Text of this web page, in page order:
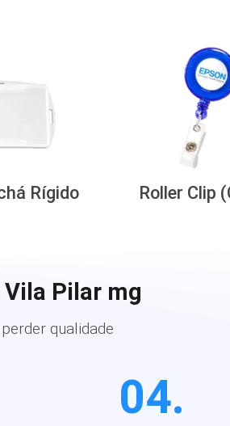
Rígido Roller Clip
Pilar mg
qualidade
04.